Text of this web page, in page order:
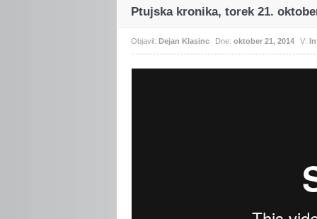
Ptujska kronika, torek 21.
Objavil:Dejan Klasinc Dne:oktober 21, 2014 V: